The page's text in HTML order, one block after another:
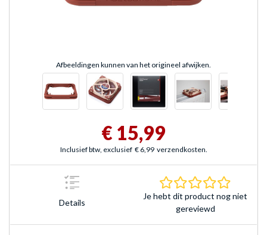
Afbeeldingen kunnen van het origineel afwijken.
€ 15,99
Inclusief btw, exclusief € 6,99 verzendkosten.
Details
Je hebt dit product nog niet
gereviewd